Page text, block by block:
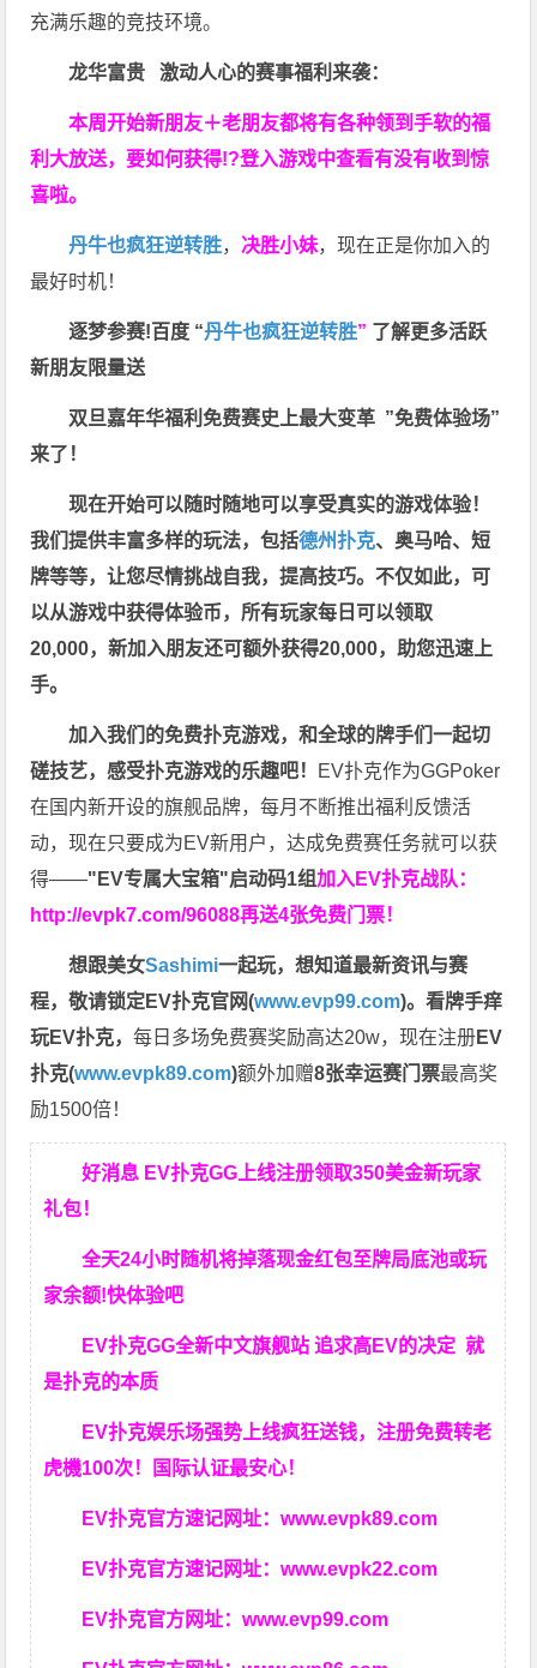
充满乐趣的竞技环境。
龙华富贵 激动人心的赛事福利来袭：
本周开始新朋友＋老朋友都将有各种领到手软的福
利大放送，要如何获得!?登入游戏中查看有没有收到惊
喜啦。
丹牛也疯狂逆转胜， 决胜小妹，现在正是你加入的
最好时机！
逐梦参赛!百度 “丹牛也疯狂逆转胜” 了解更多活跃
新朋友限量送
双旦嘉年华福利免费赛史上最大变革 ”免费体验场”
来了！
现在开始可以随时随地可以享受真实的游戏体验！
我们提供丰富多样的玩法，包括德州扑克、奥马哈、短
牌等等，让您尽情挑战自我，提高技巧。不仅如此， 可
以从游戏中获得体验币，所有玩家每日可以领取
20,000，新加入朋友还可额外获得20,000，助您迅速上
手。
加入我们的免费扑克游戏，和全球的牌手们一起切
磋技艺，感受扑克游戏的乐趣吧！ EV扑克作为GGPoker
在国内新开设的旗舰品牌，每月不断推出福利反馈活
动，现在只要成为EV新用户，达成免费赛任务就可以获
得——"EV专属大宝箱"启动码1组加入EV扑克战队：
http://evpk7.com/96088再送4张免费门票！
想跟美女Sashimi一起玩，想知道最新资讯与赛
程，敬请锁定EV扑克官网(www.evp99.com)。看牌手痒
玩EV扑克，每日多场免费赛奖励高达20w，现在注册EV
扑克(www.evpk89.com)额外加赠8张幸运赛门票最高奖
励1500倍！
好消息 EV扑克GG上线注册领取350美金新玩家
礼包！
全天24小时随机将掉落现金红包至牌局底池或玩
家余额!快体验吧
EV扑克GG全新中文旗舰站 追求高EV的决定就
是扑克的本质
EV扑克娱乐场强势上线疯狂送钱，注册免费转老
虎機100次！国际认证最安心！
EV扑克官方速记网址：www.evpk89.com
EV扑克官方速记网址：www.evpk22.com
EV扑克官方网址：www.evp99.com